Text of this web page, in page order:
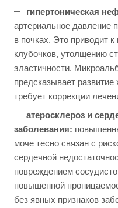
гипертоническая
артериальное давление
в почках. Это приводит
клубочков, утолщению
эластичности.
предсказывает
требует коррекции
атеросклероз и
заболевания:
моче тесно связан с
сердечной
повреждением
повышенной
без явных признаков